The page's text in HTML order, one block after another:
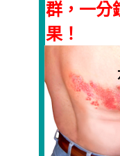
群，一分
果！